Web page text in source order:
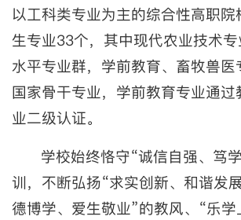
以工科类专业为主的综合性高职院
生专业33个，其中现代农业技术
水平专业群，学前教育、畜牧兽
国家骨干专业，学前教育专业通
业二级认证。
学校始终恪守“诚信自强、笃
训，不断弘扬“求实创新、和谐发
德博学、爱生敬业”的教风、“乐